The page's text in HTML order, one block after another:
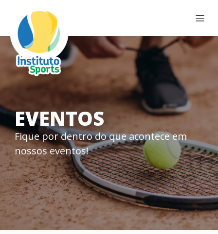
EVENTOS
Fique por dentro do que acontece em
nossos eventos!